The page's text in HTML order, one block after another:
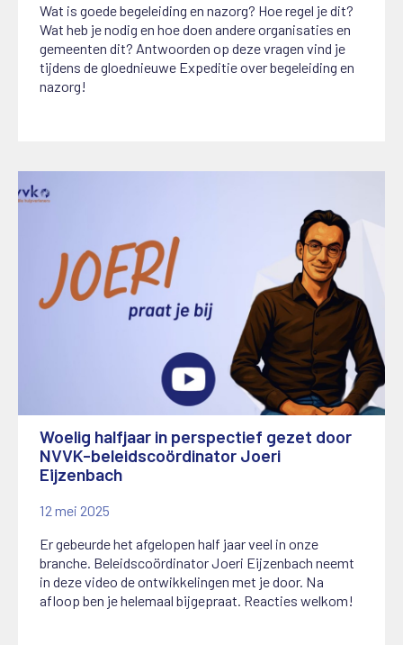
Wat is goede begeleiding en nazorg? Hoe regel je dit?
Wat heb je nodig en hoe doen andere organisaties en
gemeenten dit? Antwoorden op deze vragen vind je
tijdens de gloednieuwe Expeditie over begeleiding en
nazorg!
Woelig halfjaar in perspectief gezet door
NVVK-beleidscoördinator Joeri
Eijzenbach
12 mei 2025
Er gebeurde het afgelopen half jaar veel in onze
branche. Beleidscoördinator Joeri Eijzenbach neemt
in deze video de ontwikkelingen met je door. Na
afloop ben je helemaal bijgepraat. Reacties welkom!